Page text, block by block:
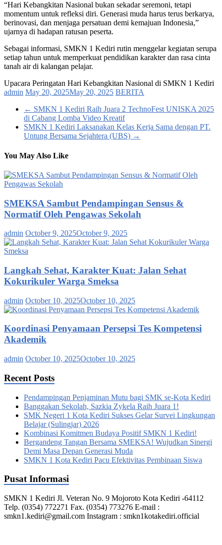
“Hari Kebangkitan Nasional bukan sekadar seremoni, tetapi
momentum untuk refleksi diri. Generasi muda harus terus berkarya,
berinovasi, dan menjaga persatuan demi kemajuan Indonesia,”
ujarnya di hadapan ratusan peserta.
Sebagai informasi, SMKN 1 Kediri rutin menggelar kegiatan serupa
setiap tahun untuk memperkuat pendidikan karakter dan rasa cinta
tanah air di kalangan pelajar.
Upacara Peringatan Hari Kebangkitan Nasional di SMKN 1 Kediri
admin May 20, 2025May 20, 2025 BERITA
← SMKN 1 Kediri Raih Juara 2 TechnoFest UNISKA 2025
di Cabang Lomba Video Kreatif
SMKN 1 Kediri Laksanakan Kelas Kerja Sama dengan PT.
Untung Bersama Sejahtera (UBS) →
You May Also Like
SMEKSA Sambut Pendampingan Sensus &
Normatif Oleh Pengawas Sekolah
admin October 9, 2025October 9, 2025
Langkah Sehat, Karakter Kuat: Jalan Sehat
Kokurikuler Warga Smeksa
admin October 10, 2025October 10, 2025
Koordinasi Penyamaan Persepsi Tes Kompetensi
Akademik
admin October 10, 2025October 10, 2025
Recent Posts
Pendampingan Penjaminan Mutu bagi SMK se-Kota Kediri
Banggakan Sekolah, Sazkia Zykela Raih Juara 1!
SMK Negeri 1 Kota Kediri Sukses Gelar Survei Lingkungan
Belajar (Sulingjar) 2026
Kombinasi Komitmen Budaya Positif SMKN 1 Kediri!
Bergandeng Tangan Bersama SMEKSA! Wujudkan Sinergi
Demi Masa Depan Generasi Muda
SMKN 1 Kota Kediri Pacu Efektivitas Pembinaan Siswa
Pusat Informasi
SMKN 1 Kediri Jl. Veteran No. 9 Mojoroto Kota Kediri -64112
Telp. (0354) 772271 Fax. (0354) 773276 E-mail :
smkn1.kediri@gmail.com Instagram : smkn1kotakediri.official